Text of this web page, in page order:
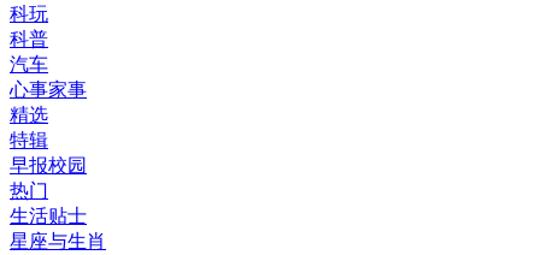
科玩
科普
汽车
心事家事
精选
特辑
早报校园
热门
生活贴士
星座与生肖